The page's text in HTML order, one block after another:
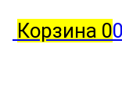
Корзина 0